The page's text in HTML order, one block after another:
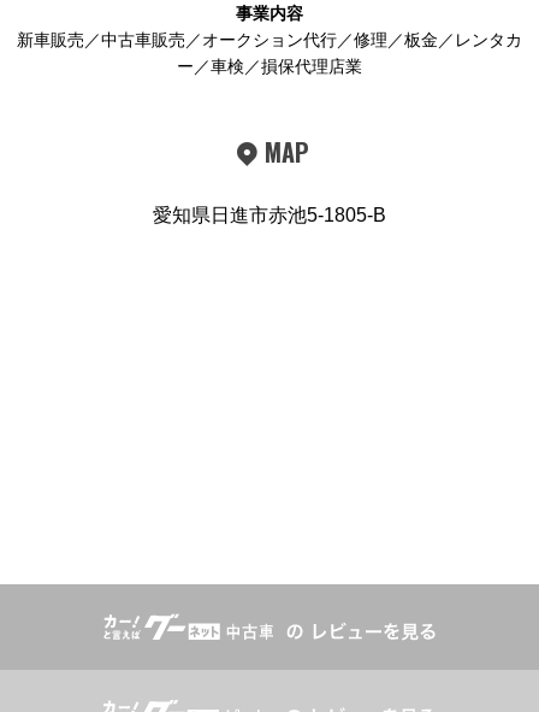
事業内容
新車販売／中古車販売／オークション代行／修理／板金／レンタカ
ー／車検／損保代理店業
MAP
愛知県日進市赤池5-1805-B